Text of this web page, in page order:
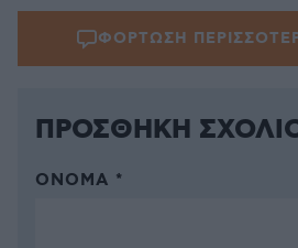
ΦΟΡΤΩΣΗ
ΠΡΟΣΘΗΚΗ
ΌΝΟΜΑ *